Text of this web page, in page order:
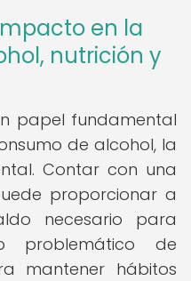
en la
nutrición y
papel fundamental
de alcohol, la
Contar con una
proporcionar a
necesario para
problemático de
mantener hábitos